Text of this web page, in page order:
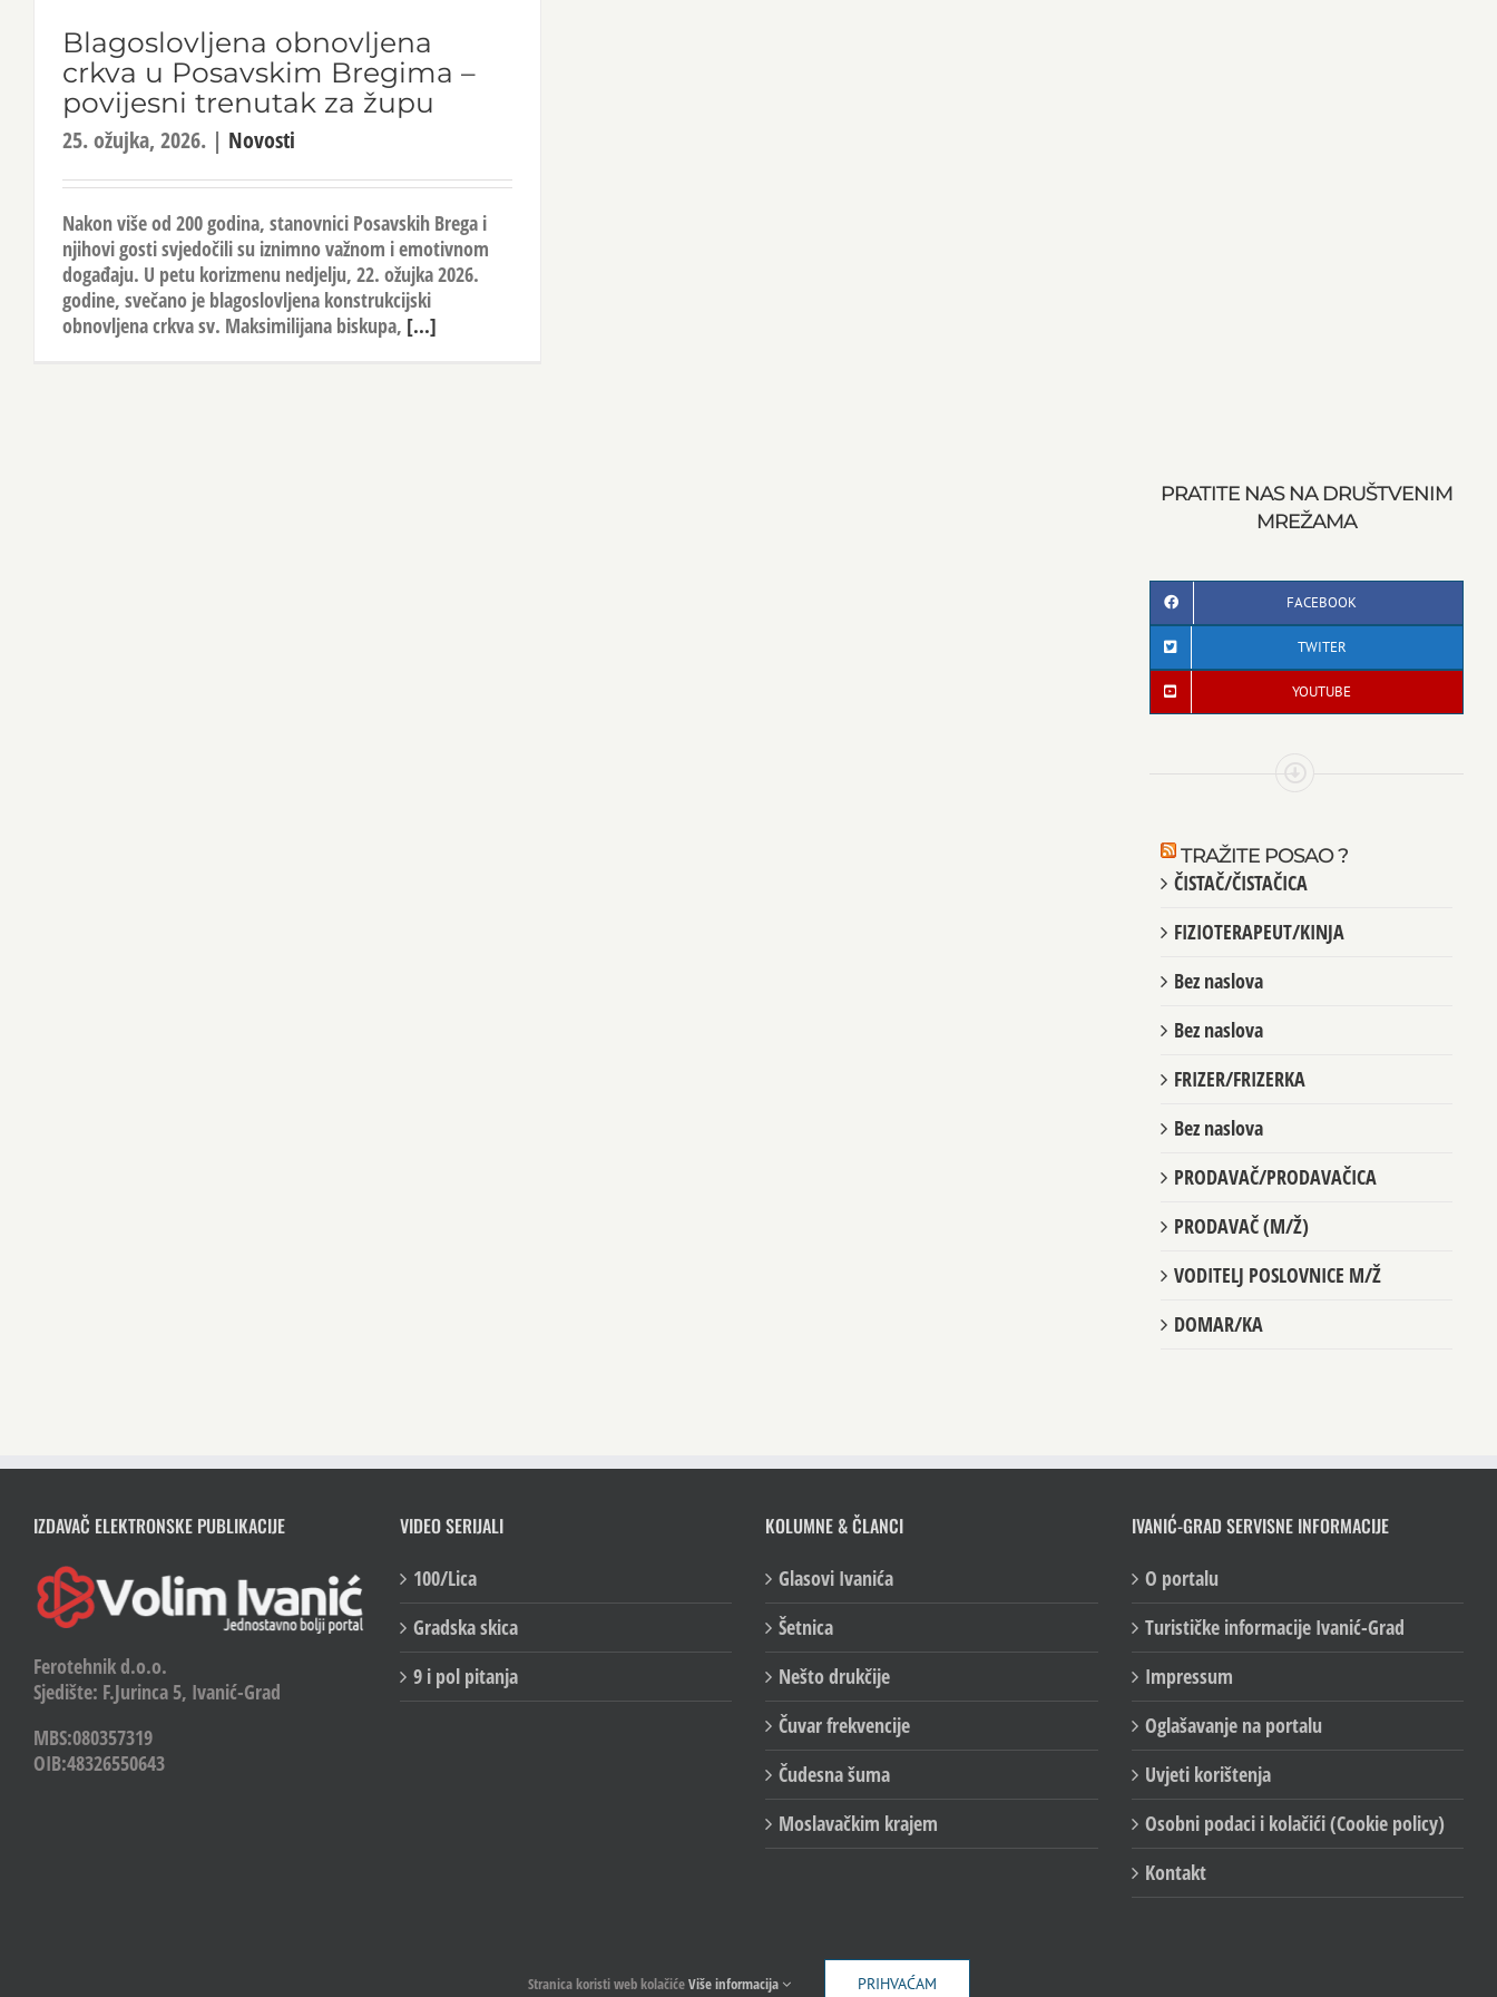
Blagoslovljena obnovljena
crkva u Posavskim Bregima –
povijesni trenutak za župu
25. ožujka, 2026. | Novosti
Nakon više od 200 godina, stanovnici Posavskih Brega i
njihovi gosti svjedočili su iznimno važnom i emotivnom
događaju. U petu korizmenu nedjelju, 22. ožujka 2026.
godine, svečano je blagoslovljena konstrukcijski
obnovljena crkva sv. Maksimilijana biskupa, [...]
PRATITE NAS NA DRUŠTVENIM
MREŽAMA
FACEBOOK
TWITER
YOUTUBE
TRAŽITE POSAO ?
ČISTAČ/ČISTAČICA
FIZIOTERAPEUT/KINJA
Bez naslova
Bez naslova
FRIZER/FRIZERKA
Bez naslova
PRODAVAČ/PRODAVAČICA
PRODAVAČ (M/Ž)
VODITELJ POSLOVNICE M/Ž
DOMAR/KA
IZDAVAČ ELEKTRONSKE PUBLIKACIJE
Ferotehnik d.o.o.
Sjedište: F.Jurinca 5, Ivanić-Grad
MBS:080357319
OIB:48326550643
VIDEO SERIJALI
100/Lica
Gradska skica
9 i pol pitanja
KOLUMNE & ČLANCI
Glasovi Ivanića
Šetnica
Nešto drukčije
Čuvar frekvencije
Čudesna šuma
Moslavačkim krajem
IVANIĆ-GRAD SERVISNE INFORMACIJE
O portalu
Turističke informacije Ivanić-Grad
Impressum
Oglašavanje na portalu
Uvjeti korištenja
Osobni podaci i kolačići (Cookie policy)
Kontakt
Stranica koristi web kolačićeViše informacija PRIHVAĆAM